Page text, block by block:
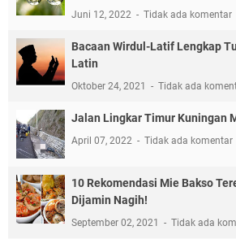
Juni 12, 2022 Tidak ada komentar
Bacaan Wirdul-Latif Lengkap
Latin
Oktober 24, 2021 Tidak ada
Jalan Lingkar Timur Kuningan
April 07, 2022 Tidak ada komentar
10 Rekomendasi Mie Bakso
Dijamin Nagih!
September 02, 2021 Tidak ada